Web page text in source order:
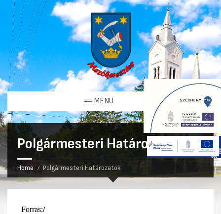
MENU
Polgármesteri Határozatok
Home Polgármesteri Határozatok